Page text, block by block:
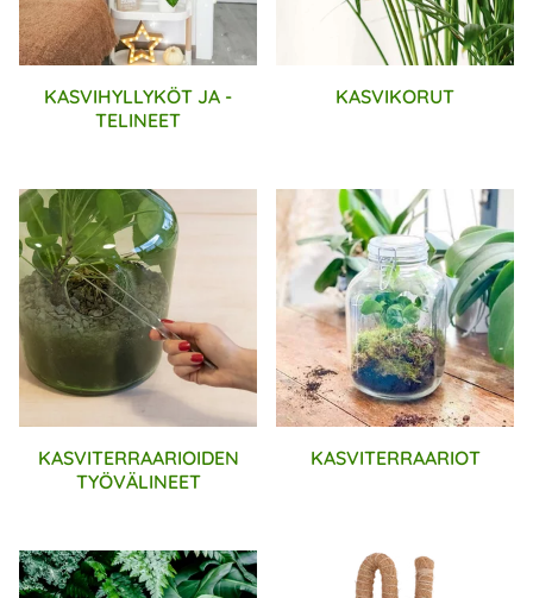
KASVIHYLLYKÖT JA -
TELINEET
KASVIKORUT
KASVITERRAARIOIDEN
TYÖVÄLINEET
KASVITERRAARIOT